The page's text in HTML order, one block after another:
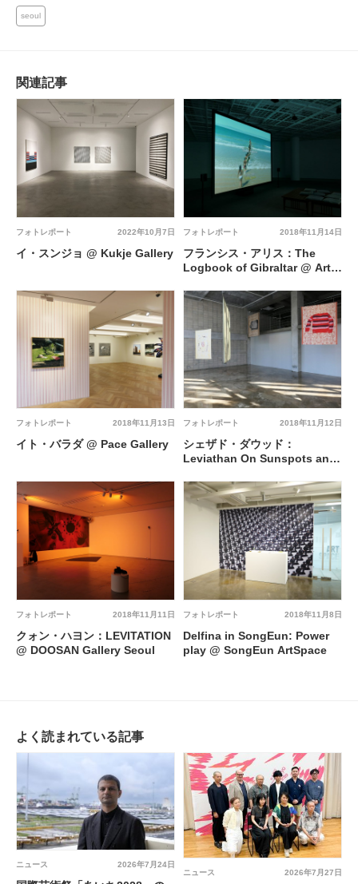
seoul
関連記事
2022年10月7日
フォトレポート
イ・スンジョ @ Kukje Gallery
2018年11月14日
フォトレポート
フランシス・アリス：The
Logbook of Gibraltar @ Art
2018年11月13日
フォトレポート
イト・バラダ @ Pace Gallery
2018年11月12日
フォトレポート
シェザド・ダウッド：
Leviathan On Sunspots and
Barakat Contemporary
2018年11月11日
フォトレポート
クォン・ハヨン：LEVITATION
@ DOOSAN Gallery Seoul
2018年11月8日
フォトレポート
Delfina in SongEun: Power
play @ SongEun ArtSpace
よく読まれている記事
2026年7月24日
ニュース
2026年7月27日
ニュース